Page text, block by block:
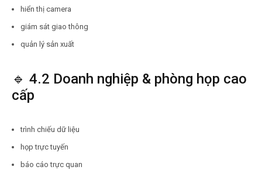
hiển thị camera
giám sát giao thông
quản lý sản xuất
🔹 4.2 Doanh nghiệp & phòng họp cao
cấp
trình chiếu dữ liệu
họp trực tuyến
báo cáo trực quan